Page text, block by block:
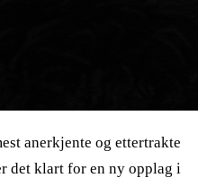
anerkjente og ettertrakte
det klart for en ny opplag i